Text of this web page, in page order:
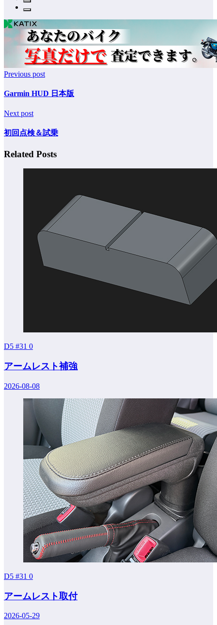
Previous post
Garmin HUD 日本版
Next post
初回点検＆試乗
Related Posts
D5 #31 0
アームレスト補強
2026-08-08
D5 #31 0
アームレスト取付
2026-05-29